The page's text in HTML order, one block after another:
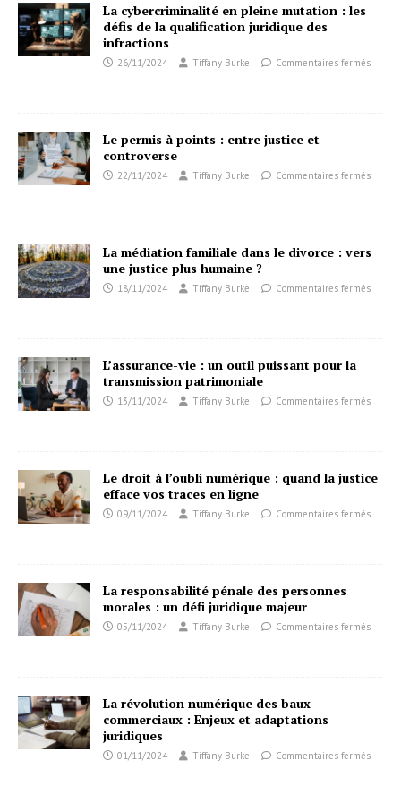
La cybercriminalité en pleine mutation : les
défis de la qualification juridique des
infractions
26/11/2024 Tiffany Burke Commentaires fermés
Le permis à points : entre justice et
controverse
22/11/2024 Tiffany Burke Commentaires fermés
La médiation familiale dans le divorce : vers
une justice plus humaine ?
18/11/2024 Tiffany Burke Commentaires fermés
L’assurance-vie : un outil puissant pour la
transmission patrimoniale
13/11/2024 Tiffany Burke Commentaires fermés
Le droit à l’oubli numérique : quand la justice
efface vos traces en ligne
09/11/2024 Tiffany Burke Commentaires fermés
La responsabilité pénale des personnes
morales : un défi juridique majeur
05/11/2024 Tiffany Burke Commentaires fermés
La révolution numérique des baux
commerciaux : Enjeux et adaptations
juridiques
01/11/2024 Tiffany Burke Commentaires fermés